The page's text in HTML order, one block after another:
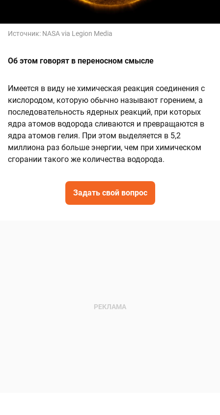
Источник: NASA via Legion Media
Об этом говорят в переносном смысле
Имеется в виду не химическая реакция соединения с
кислородом, которую обычно называют горением, а
последовательность ядерных реакций, при которых
ядра атомов водорода сливаются и превращаются в
ядра атомов гелия. При этом выделяется в 5,2
миллиона раз больше энергии, чем при химическом
cгорании такого же количества водорода.
Задать свой вопрос